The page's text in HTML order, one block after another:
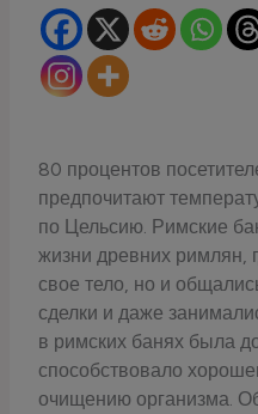
80 процентов
предпочитают
по Цельсию. Римские
жизни древних римлян,
свое тело, но и
сделки и даже
в римских банях была
способствовало
очищению организма.